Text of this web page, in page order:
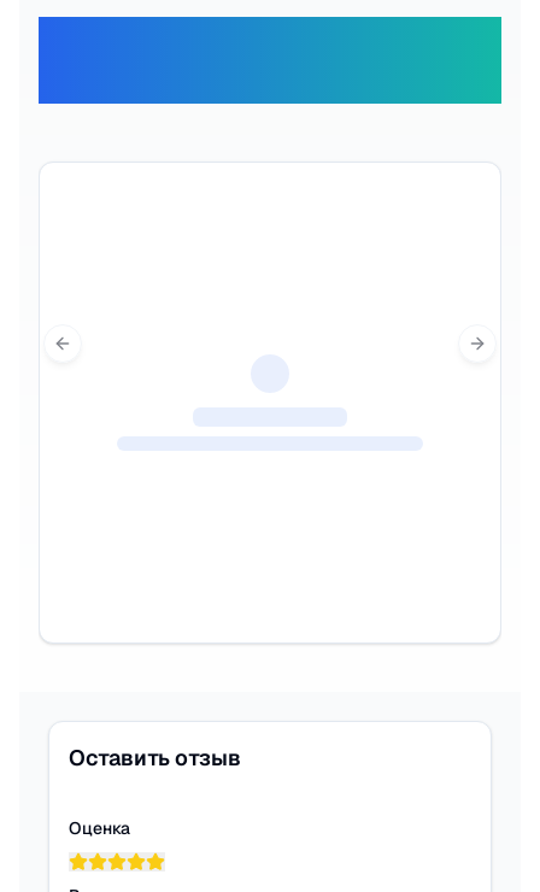
Previous slide Next
Оставить отзыв
Оценка